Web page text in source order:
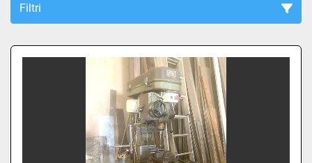
Filtri
Tutte le categorie
Ordina per